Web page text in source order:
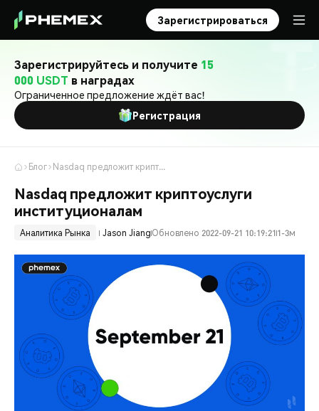
Зарегистрироваться
Зарегистрируйтесь и получите 15
000 USDT в наградах
Ограниченное предложение ждёт вас!
Регистрация
Блог Nasdaq предложит криптоуслуги институционалам
Nasdaq предложит криптоуслуги
институционалам
Аналитика Рынка Jason Jiang Обновлено 2022-09-21 10:19:21 1-3м